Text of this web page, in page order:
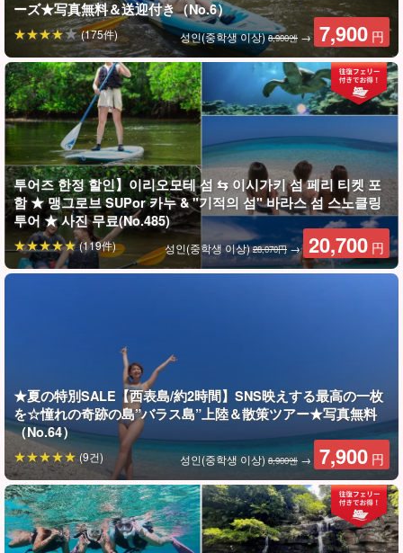
NEW】누적 참가인원 30만 명 돌파!
투어 장비 무료 대여 포함
투어 참가자 특전 페이지 증정
참가일 전날 18:00까지 취소 수수료 없음
수난구조대원 자격증을 소지한 가이드의 지원
ーズ★写真無料＆送迎付き（No.6）
성인(중학생 이상)8,900엔 → 7,900 円
(175件)
투어즈 한정 할인】이리오모테 섬 ⇆ 이시가키 섬 페리 티켓 포
함 ★ 맹그로브 SUPor 카누 & "기적의 섬" 바라스 섬 스노클링
투어 ★ 사진 무료(No.485)
성인(중학생 이상)28,070円→ 20,700 円
(119件)
★夏の特別SALE【西表島/約2時間】SNS映えする最高の一枚
を☆憧れの奇跡の島”バラス島”上陸＆散策ツアー★写真無料
（No.64）
성인(중학생 이상)8,900엔 → 7,900 円
(9건)